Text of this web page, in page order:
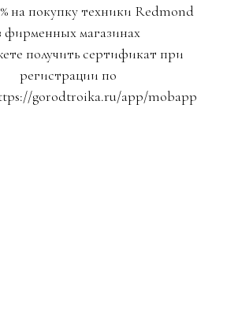
на покупку техники Redmond
фирменных магазинах
получить сертификат при
регистрации по
gorodtroika.ru/app/mobapp